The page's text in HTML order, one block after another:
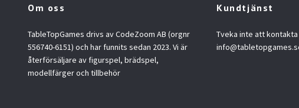
Om oss
TableTopGames drivs av CodeZoom AB (orgnr
556740-6151) och har funnits sedan 2023. Vi är
återförsäljare av figurspel, brädspel,
modellfärger och tillbehör
Kundtjänst
Tveka inte att